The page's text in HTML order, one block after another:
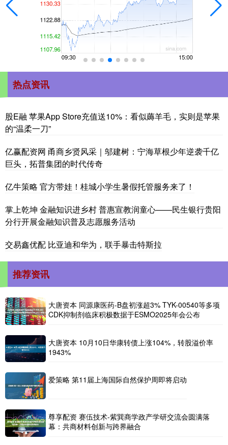
热点资讯
股E融 苹果App Store充值送10%：看似薅羊毛，实则是苹果
的“温柔一刀”
亿赢配资网 甬商乡贤风采｜邬建树：宁海草根少年逆袭千亿
巨头，拓普集团的时代传奇
亿牛策略 官方带娃！桂城小学生暑假托管服务来了！
掌上乾坤 金融知识进乡村 普惠宣教润童心——民生银行贵阳
分行开展金融知识普及志愿服务活动
交易鑫优配 比亚迪和华为，联手暴击特斯拉
推荐资讯
大唐资本 同源康医药-B盘初涨超3% TYK-00540等多项
CDK抑制剂临床积极数据于ESMO2025年会公布
大唐资本 10月10日华康转债上涨104%，转股溢价率
1943%
爱策略 第11届上海国际自然保护周即将启动
尊享配资 赛伍技术-紫巽商学政产学研交流会圆满落
幕：共商材料创新与跨界融合